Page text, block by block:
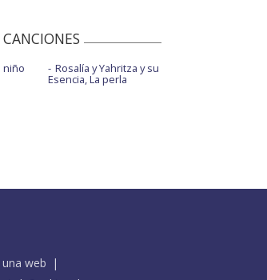
CANCIONES
niño Rosalía y Yahritza y su
Esencia, La perla
una web